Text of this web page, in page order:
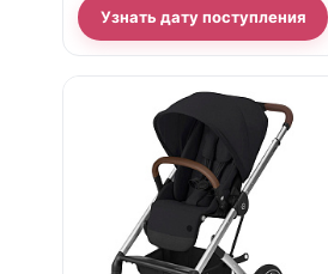
Узнать дату поступления